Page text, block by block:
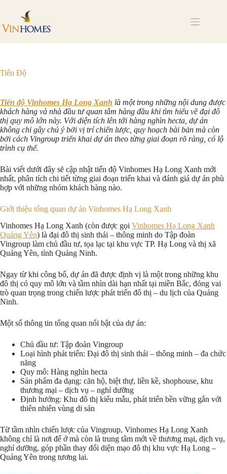
nội
Tiến Độ
Tiến độ Vinhomes Hạ Long Xanh là một trong những nội dung được
khách hàng và nhà đầu tư quan tâm hàng đầu khi tìm hiểu về đại đô
thị quy mô lớn này. Với diện tích lên tới hàng nghìn hecta, dự án
không chỉ gây chú ý bởi vị trí chiến lược, quy hoạch bài bản mà còn
bởi cách Vingroup triển khai dự án theo từng giai đoạn rõ ràng, có lộ
trình cụ thể.
Bài viết dưới đây sẽ cập nhật tiến độ Vinhomes Hạ Long Xanh mới
nhất, phân tích chi tiết từng giai đoạn triển khai và đánh giá dự án phù
hợp với những nhóm khách hàng nào.
Giới thiệu tổng quan dự án Vinhomes Hạ Long Xanh
Vinhomes Hạ Long Xanh (còn được gọi Vinhomes Hạ Long Xanh
Quảng Yên) là đại đô thị sinh thái – thông minh do Tập đoàn
Vingroup làm chủ đầu tư, tọa lạc tại khu vực TP. Hạ Long và thị xã
Quảng Yên, tỉnh Quảng Ninh.
Ngay từ khi công bố, dự án đã được định vị là một trong những khu
đô thị có quy mô lớn và tầm nhìn dài hạn nhất tại miền Bắc, đóng vai
trò quan trọng trong chiến lược phát triển đô thị – du lịch của Quảng
Ninh.
Một số thông tin tổng quan nổi bật của dự án:
Chủ đầu tư: Tập đoàn Vingroup
Loại hình phát triển: Đại đô thị sinh thái – thông minh – đa chức
năng
Quy mô: Hàng nghìn hecta
Sản phẩm đa dạng: căn hộ, biệt thự, liền kề, shophouse, khu
thương mại – dịch vụ – nghỉ dưỡng
Định hướng: Khu đô thị kiểu mẫu, phát triển bền vững gắn với
thiên nhiên vùng di sản
Từ tầm nhìn chiến lược của Vingroup, Vinhomes Hạ Long Xanh
không chỉ là nơi để ở mà còn là trung tâm mới về thương mại, dịch vụ,
nghỉ dưỡng, góp phần thay đổi diện mạo đô thị khu vực Hạ Long –
Quảng Yên trong tương lai.